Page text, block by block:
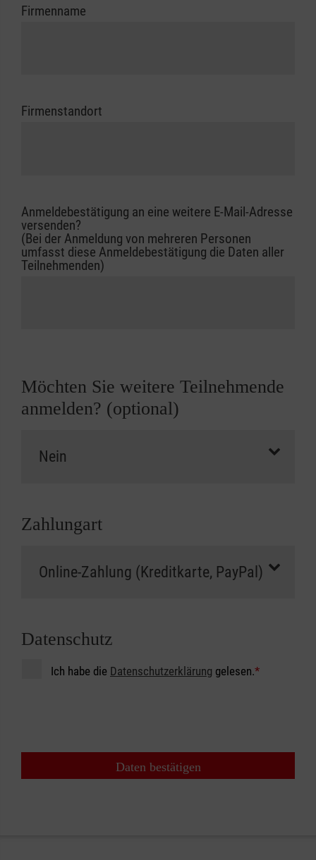
Firmenname
Firmenstandort
Anmeldebestätigung an eine weitere E-Mail-Adresse
versenden?
(Bei der Anmeldung von mehreren Personen
umfasst diese Anmeldebestätigung die Daten aller
Teilnehmenden)
Möchten Sie weitere Teilnehmende
anmelden? (optional)
Zahlungart
Datenschutz
Ich habe die Datenschutzerklärung gelesen.*
Daten bestätigen